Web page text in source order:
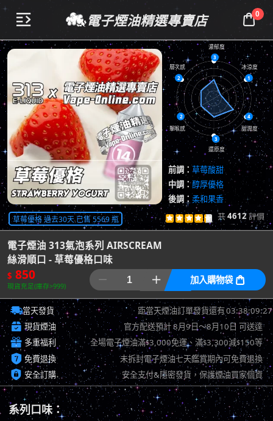
 電子煙油精選專賣店 0
3
1
4
3
2
2
濃郁度
冰涼度
甜潤度
還原度
擊喉感
層次感
前調： 草莓酸甜
中調：醇厚優格
後調： 柔和果香
草莓優格 過去30天 已售 5569 瓶      共4612 評價
查看評價
電子煙油 313氣泡系列 AIRSCREAM
絲滑順口 - 草莓優格口味
$ 850
現貨充足(庫存>999)
  加入購物袋 
當天發貨 距當天煙油訂單發貨還有03:38:08:43
 現貨煙油 官方配送預計8月9日～8月10日 可送達
 多重福利 全場電子煙油滿$3,000免運、滿$3,300減$150等
 免費退換 未拆封電子煙油七天鑑賞期內可免費退換
 安全訂購 安全支付&隱密發貨，保護煙油買家個資
系列口味：